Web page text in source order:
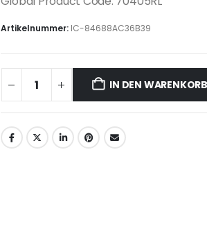
Artikelnummer: IC-84688AC36B39
IN DEN WARENKORB